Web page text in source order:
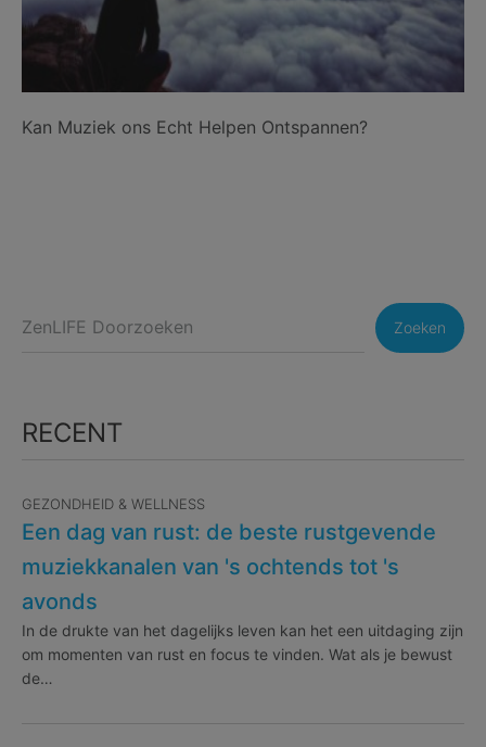
Kan Muziek ons Echt Helpen Ontspannen?
Zoeken
RECENT
GEZONDHEID & WELLNESS
Een dag van rust: de beste rustgevende
muziekkanalen van 's ochtends tot 's
avonds
In de drukte van het dagelijks leven kan het een uitdaging zijn
om momenten van rust en focus te vinden. Wat als je bewust
de…